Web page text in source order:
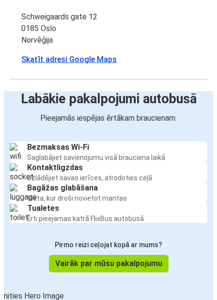
Schweigaards gate 12
0185 Oslo
Norvēģija
Skatīt adresi Google Maps
Labākie pakalpojumi autobusā
Pieejamās iespējas ērtākam braucienam:
Bezmaksas Wi-Fi
Saglabājiet savienojumu visā brauciena laikā
Kontaktligzdas
Uzlādējiet savas ierīces, atrodoties ceļā
Bagāžas glabāšana
Vieta, kur droši novietot mantas
Tualetes
Ērti pieejamas katrā FlixBus autobusā
Pirmo reizi ceļojat kopā ar mums?
Vairāk par mūsu pakalpojumu